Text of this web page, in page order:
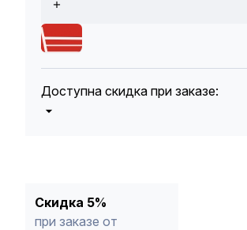
Доступна скидка при заказе:
* -Для заказов, состоящих
продукции, максимальная скидка
Скидка 5%
при заказе от